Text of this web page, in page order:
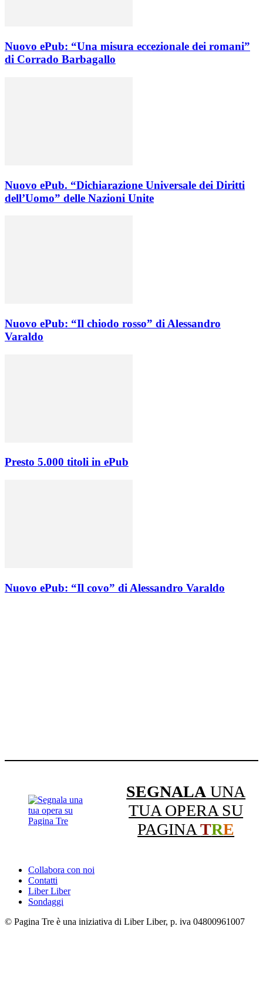
Nuovo ePub: “Una misura eccezionale dei romani”
di Corrado Barbagallo
Nuovo ePub. “Dichiarazione Universale dei Diritti
dell’Uomo” delle Nazioni Unite
Nuovo ePub: “Il chiodo rosso” di Alessandro
Varaldo
Presto 5.000 titoli in ePub
Nuovo ePub: “Il covo” di Alessandro Varaldo
SEGNALA UNA
TUA OPERA SU
PAGINATRE
Collabora con noi
Contatti
Liber Liber
Sondaggi
© Pagina Tre è una iniziativa di Liber Liber, p. iva 04800961007